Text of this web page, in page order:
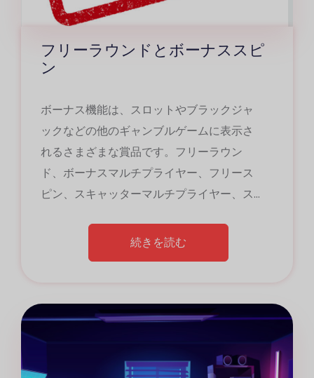
フリーラウンドとボーナススピ
ン
ボーナス機能は、スロットやブラックジャ
ックなどの他のギャンブルゲームに表示さ
れるさまざまな賞品です。フリーラウン
ド、ボーナスマルチプライヤー、フリース
ピン、スキャッターマルチプライヤー、ス
機能をいくつか紹介します。一方、フリー
スピンは、ユーザーが自由にスピンして賞
20などのボーナスマルチプライヤーが搭載
されている場合があります。ボーナスは、
カジノがゲームの退屈なペースを打ち破
カジノの世界、特にスロットマシンでは、
プレイヤーに知られている用語がありま
す。この投稿では、フリースピンの意味と
それらを提供するボーナスについて説明し
続きを読む